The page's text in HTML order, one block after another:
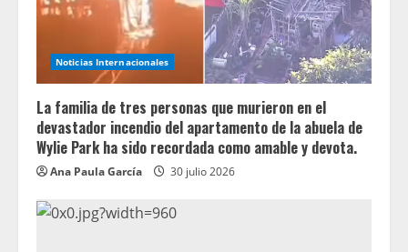
Noticias Internacionales
La familia de tres personas que murieron en el
devastador incendio del apartamento de la abuela de
Wylie Park ha sido recordada como amable y devota.
Ana Paula García 30 julio 2026